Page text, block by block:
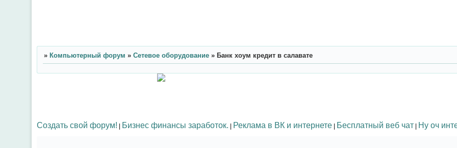
» Компьютерный форум » Сетевое оборудование » Банк хоум кредит в салавате
Создать свой форум! | Бизнес финансы заработок. | Реклама в ВК и интернете | Бесплатный веб чат | Ну оч